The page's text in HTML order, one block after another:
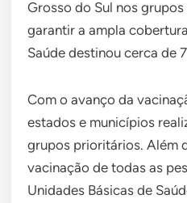
Grosso do Sul nos
garantir a ampla
Saúde destinou cerca de
Com o avanço da
estados e municípios
grupos prioritários. Além
vacinação de todas as
Unidades Básicas de